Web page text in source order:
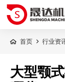
首页 行业资
大型颚